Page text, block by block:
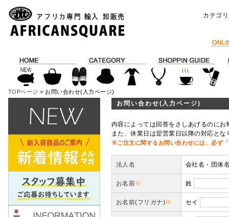
カテゴ
TOPページ > お問い合わせ(入力ページ)
お問い合わせ(入力ページ)
内容によっては回答をさしあげるのに
また、休業日は翌営業日以降の対応と
※ご注文に関するお問い合わせには、必ず
法人名 会社名・団体
お名前※ 姓
お名前(フリガナ)※ セイ